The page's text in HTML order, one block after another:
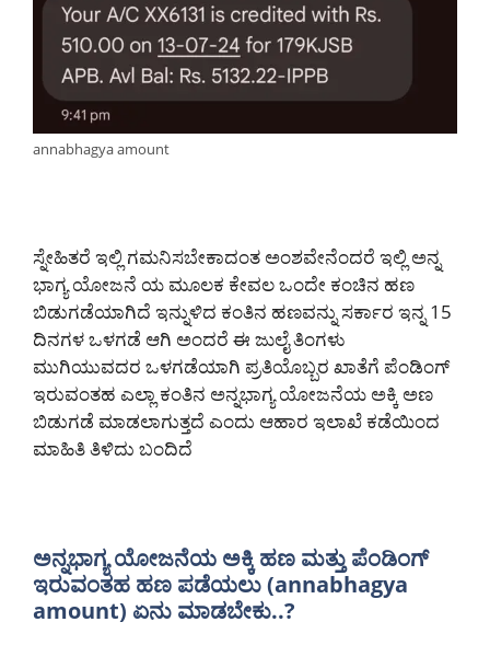
annabhagya amount
ಸ್ನೇಹಿತರೆ ಇಲ್ಲಿ ಗಮನಿಸಬೇಕಾದಂತ ಅಂಶವೇನೆಂದರೆ ಇಲ್ಲಿ ಅನ್ನ
ಭಾಗ್ಯ ಯೋಜನೆ ಯ ಮೂಲಕ ಕೇವಲ ಒಂದೇ ಕಂಚಿನ ಹಣ
ಬಿಡುಗಡೆಯಾಗಿದೆ ಇನ್ನುಳಿದ ಕಂತಿನ ಹಣವನ್ನು ಸರ್ಕಾರ ಇನ್ನ 15
ದಿನಗಳ ಒಳಗಡೆ ಆಗಿ ಅಂದರೆ ಈ ಜುಲೈ ತಿಂಗಳು
ಮುಗಿಯುವದರ ಒಳಗಡೆಯಾಗಿ ಪ್ರತಿಯೊಬ್ಬರ ಖಾತೆಗೆ ಪೆಂಡಿಂಗ್
ಇರುವಂತಹ ಎಲ್ಲಾ ಕಂತಿನ ಅನ್ನಭಾಗ್ಯ ಯೋಜನೆಯ ಅಕ್ಕಿ ಅಣ
ಬಿಡುಗಡೆ ಮಾಡಲಾಗುತ್ತದೆ ಎಂದು ಆಹಾರ ಇಲಾಖೆ ಕಡೆಯಿಂದ
ಮಾಹಿತಿ ತಿಳಿದು ಬಂದಿದೆ
ಅನ್ನಭಾಗ್ಯ ಯೋಜನೆಯ ಅಕ್ಕಿ ಹಣ ಮತ್ತು ಪೆಂಡಿಂಗ್
ಇರುವಂತಹ ಹಣ ಪಡೆಯಲು (annabhagya
amount) ಏನು ಮಾಡಬೇಕು..?